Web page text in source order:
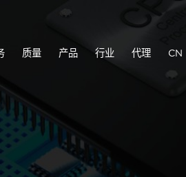
质量 产品 行业 代理 CN